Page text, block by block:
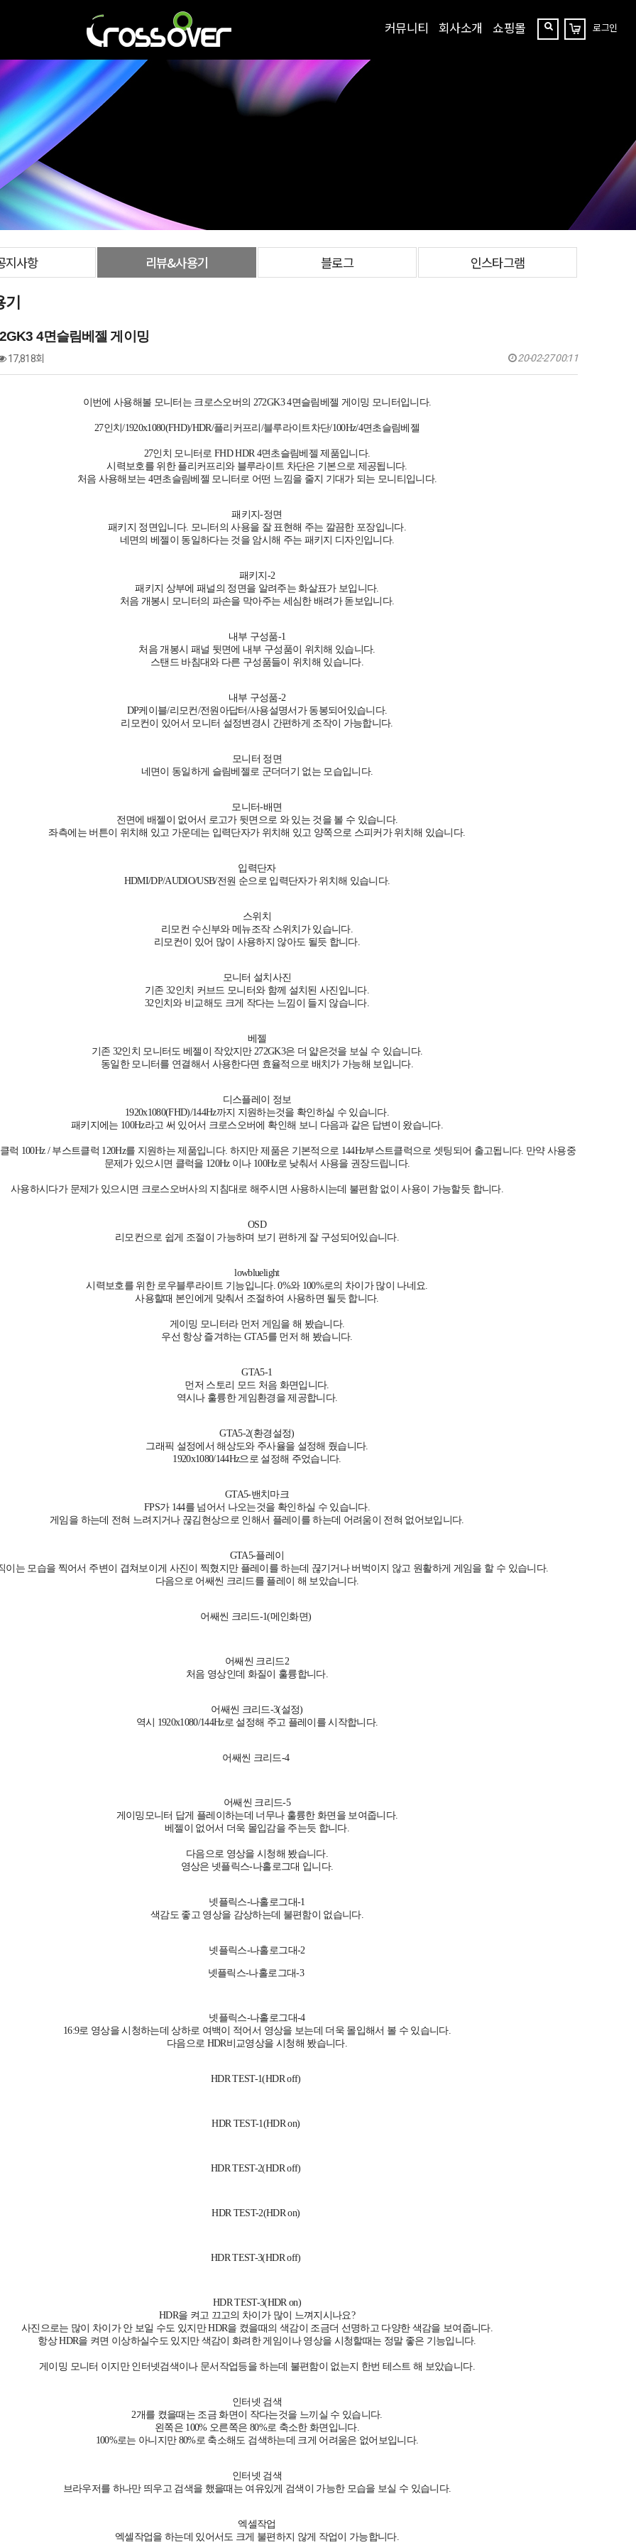
커뮤니티 회사소개 쇼핑몰
찾
장
바
로그인
지사항 리뷰&사용기 블로그 인스타그램
4면슬림베젤 게이밍
17,818회 20-02-27 00:11
이번에 사용해볼 모니터는 크로스오버의 272GK3 4면슬림베젤 게이밍 모니터입니다.
27인치/1920x1080(FHD)/HDR/플리커프리/블루라이트차단/100Hz/4면초슬림베젤
27인치 모니터로 FHD HDR 4면초슬림베젤 제품입니다.
시력보호를 위한 플리커프리와 블루라이트 차단은 기본으로 제공됩니다.
처음 사용해보는 4면초슬림베젤 모니터로 어떤 느낌을 줄지 기대가 되는 모니티입니다.
패키지-정면
패키지 정면입니다. 모니터의 사용을 잘 표현해 주는 깔끔한 포장입니다.
네면의 베젤이 동일하다는 것을 암시해 주는 패키지 디자인입니다.
패키지-2
패키지 상부에 패널의 정면을 알려주는 화살표가 보입니다.
처음 개봉시 모니터의 파손을 막아주는 세심한 배려가 돋보입니다.
내부 구성품-1
처음 개봉시 패널 뒷면에 내부 구성품이 위치해 있습니다.
스탠드 바침대와 다른 구성품들이 위치해 있습니다.
내부 구성품-2
DP케이블/리모컨/전원아답터/사용설명서가 동봉되어있습니다.
리모컨이 있어서 모니터 설정변경시 간편하게 조작이 가능합니다.
모니터 정면
네면이 동일하게 슬림베젤로 군더더기 없는 모습입니다.
모니터-배면
전면에 배젤이 없어서 로고가 뒷면으로 와 있는 것을 볼 수 있습니다.
좌측에는 버튼이 위치해 있고 가운데는 입력단자가 위치해 있고 양쪽으로 스피커가 위치해 있습니다.
입력단자
HDMI/DP/AUDIO/USB/전원 순으로 입력단자가 위치해 있습니다.
스위치
리모컨 수신부와 메뉴조작 스위치가 있습니다.
리모컨이 있어 많이 사용하지 않아도 될듯 합니다.
모니터 설치사진
기존 32인치 커브드 모니터와 함께 설치된 사진입니다.
32인치와 비교해도 크게 작다는 느낌이 들지 않습니다.
베젤
기존 32인치 모니터도 베젤이 작았지만 272GK3은 더 얇은것을 보실 수 있습니다.
동일한 모니터를 연결해서 사용한다면 효율적으로 배치가 가능해 보입니다.
디스플레이 정보
1920x1080(FHD)/144Hz까지 지원하는것을 확인하실 수 있습니다.
패키지에는 100Hz라고 써 있어서 크로스오버에 확인해 보니 다음과 같은 답변이 왔습니다.
럭 100Hz / 부스트클럭 120Hz를 지원하는 제품입니다. 하지만 제품은 기본적으로 144Hz부스트클럭으로 셋팅되어 출고됩니다. 만약 사용중
문제가 있으시면 클럭을 120Hz 이나 100Hz로 낮춰서 사용을 권장드립니다.
사용하시다가 문제가 있으시면 크로스오버사의 지침대로 해주시면 사용하시는데 불편함 없이 사용이 가능할듯 합니다.
OSD
리모컨으로 쉽게 조절이 가능하며 보기 편하게 잘 구성되어있습니다.
lowbluelight
시력보호를 위한 로우블루라이트 기능입니다. 0%와 100%로의 차이가 많이 나네요.
사용할때 본인에게 맞춰서 조절하여 사용하면 될듯 합니다.
게이밍 모니터라 먼저 게임을 해 봤습니다.
우선 항상 즐겨하는 GTA5를 먼저 해 봤습니다.
GTA5-1
먼저 스토리 모드 처음 화면입니다.
역시나 훌륭한 게임환경을 제공합니다.
GTA5-2(환경설정)
그래픽 설정에서 해상도와 주사율을 설정해 줬습니다.
1920x1080/144Hz으로 설정해 주었습니다.
GTA5-밴치마크
FPS가 144를 넘어서 나오는것을 확인하실 수 있습니다.
게임을 하는데 전혀 느려지거나 끊김현상으로 인해서 플레이를 하는데 어려움이 전혀 없어보입니다.
GTA5-플레이
이는 모습을 찍어서 주변이 겹쳐보이게 사진이 찍혔지만 플레이를 하는데 끊기거나 버벅이지 않고 원활하게 게임을 할 수 있습니다.
다음으로 어쌔씬 크리드를 플레이 해 보았습니다.
어쌔씬 크리드-1(메인화면)
어쌔씬 크리드2
처음 영상인데 화질이 훌륭합니다.
어쌔씬 크리드-3(설정)
역시 1920x1080/144Hz로 설정해 주고 플레이를 시작합니다.
어쌔씬 크리드-4
어쌔씬 크리드-5
게이밍모니터 답게 플레이하는데 너무나 훌륭한 화면을 보여줍니다.
베젤이 없어서 더욱 몰입감을 주는듯 합니다.
다음으로 영상을 시청해 봤습니다.
영상은 넷플릭스-나홀로그대 입니다.
넷플릭스-나홀로그대-1
색감도 좋고 영상을 감상하는데 불편함이 없습니다.
넷플릭스-나홀로그대-2
넷플릭스-나홀로그대-3
넷플릭스-나홀로그대-4
16:9로 영상을 시청하는데 상하로 여백이 적어서 영상을 보는데 더욱 몰입해서 볼 수 있습니다.
다음으로 HDR비교영상을 시청해 봤습니다.
HDR TEST-1(HDR off)
HDR TEST-1(HDR on)
HDR TEST-2(HDR off)
HDR TEST-2(HDR on)
HDR TEST-3(HDR off)
HDR TEST-3(HDR on)
HDR을 켜고 끄고의 차이가 많이 느껴지시나요?
사진으로는 많이 차이가 안 보일 수도 있지만 HDR을 켰을때의 색감이 조금더 선명하고 다양한 색감을 보여줍니다.
항상 HDR을 켜면 이상하실수도 있지만 색감이 화려한 게임이나 영상을 시청할때는 정말 좋은 기능입니다.
게이밍 모니터 이지만 인터넷검색이나 문서작업등을 하는데 불편함이 없는지 한번 테스트 해 보았습니다.
인터넷 검색
2개를 켰을때는 조금 화면이 작다는것을 느끼실 수 있습니다.
왼쪽은 100% 오른쪽은 80%로 축소한 화면입니다.
100%로는 아니지만 80%로 축소해도 검색하는데 크게 어려움은 없어보입니다.
인터넷 검색
브라우저를 하나만 띄우고 검색을 했을때는 여유있게 검색이 가능한 모습을 보실 수 있습니다.
엑셀작업
엑셀작업을 하는데 있어서도 크게 불편하지 않게 작업이 가능합니다.